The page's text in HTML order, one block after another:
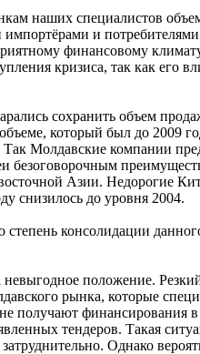
наших специалистов
и
финансовому
кризиса, так как
сохранить объем
который был до 2009
Молдавские компании
безоговорочным
Азии. Недорогие
снизилось до уровня 2004.
консолидации
положение.
рынка, которые
финансирования в
тендеров. Такая
Однако